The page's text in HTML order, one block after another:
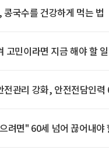
국수를 건강하게 먹는 법
고민이라면 지금 해야 할 일
전관리 강화, 안전전담인력
려면" 60세 넘어 끊어내야